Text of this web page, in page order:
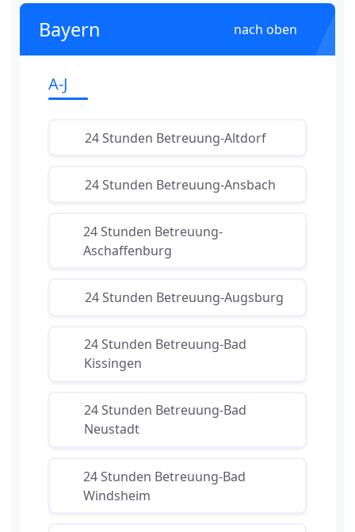
Bayern nach oben
A-J
24 Stunden Betreuung-Altdorf
24 Stunden Betreuung-Ansbach
24 Stunden Betreuung-
Aschaffenburg
24 Stunden Betreuung-Augsburg
24 Stunden Betreuung-Bad
Kissingen
24 Stunden Betreuung-Bad
Neustadt
24 Stunden Betreuung-Bad
Windsheim